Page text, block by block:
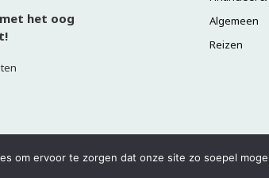
om ervoor te zorgen dat onze site zo soepel